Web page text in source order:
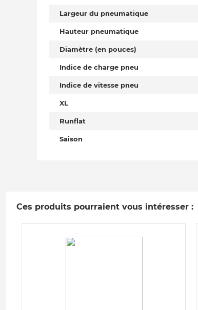
Largeur du pneumatique
Hauteur pneumatique
Diamètre (en pouces)
Indice de charge pneu
Indice de vitesse pneu
XL
Runflat
Saison
Ces produits pourraient vous intéresser :